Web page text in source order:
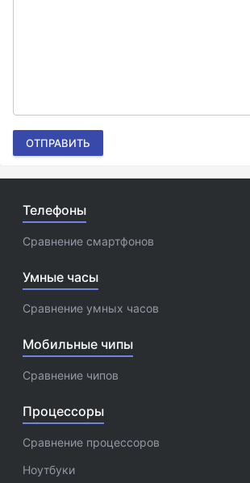
ОТПРАВИТЬ
Телефоны
Сравнение смартфонов
Умные часы
Сравнение умных часов
Мобильные чипы
Сравнение чипов
Процессоры
Сравнение процессоров
Ноутбуки